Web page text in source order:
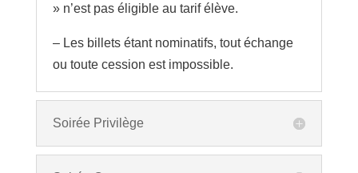
»n’est pas éligible au tarif élève.
– Les billets étant nominatifs, tout échange
ou toute cession est impossible.
Soirée Privilège